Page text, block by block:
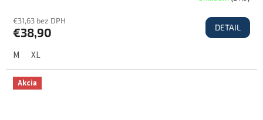
€31,63 bez DPH
€38,90 DETAIL
M XL
Akcia